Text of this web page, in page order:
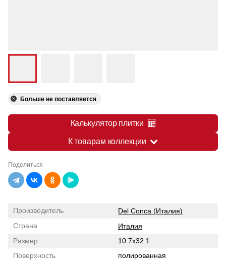
Больше не поставляется
Калькулятор плитки
К товарам коллекции
Поделиться
Производитель
Del Conca (Италия)
Страна
Италия
Размер
10.7x32.1
Поверхность
полированная